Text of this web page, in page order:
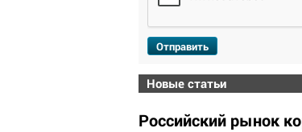
Отправить
Новые статьи
Российский рынок